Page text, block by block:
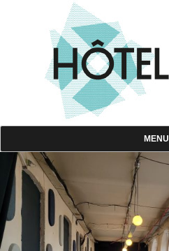
MENU